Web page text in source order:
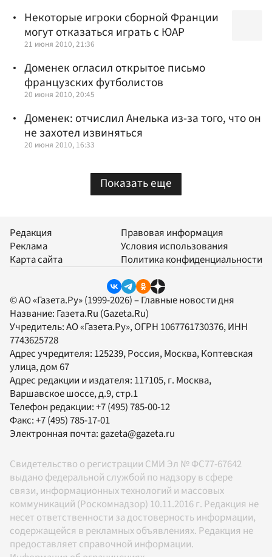
Некоторые игроки сборной Франции
могут отказаться играть с ЮАР
21 июня 2010, 21:36
Доменек огласил открытое письмо
французских футболистов
20 июня 2010, 20:45
Доменек: отчислил Анелька из-за того, что он
не захотел извиняться
20 июня 2010, 16:33
Показать еще
Редакция
Реклама
Карта сайта
Правовая информация
Условия использования
Политика конфиденциальности
© АО «Газета.Ру» (1999-2026) – Главные новости дня
Название: Газета.Ru (Gazeta.Ru)
Учредитель:АО «Газета.Ру», ОГРН 1067761730376, ИНН
7743625728
Адрес учредителя: 125239, Россия, Москва, Коптевская
улица, дом 67
Адрес редакции и издателя: 117105, г. Москва,
Варшавское шоссе, д.9, стр.1
Телефон редакции:+7 (495) 785-00-12
Факс:+7 (495) 785-17-01
Электронная почта: gazeta@gazeta.ru
Свидетельство о регистрации СМИ Эл № ФС77-67642
выдано федеральной службой по надзору в сфере
связи, информационных технологий и массовых
коммуникаций (Роскомнадзор) 10.11.2016 г. Редакция не
несет ответственности за достоверность информации,
содержащейся в рекламных объявлениях. Редакция не
предоставляет справочной информации.